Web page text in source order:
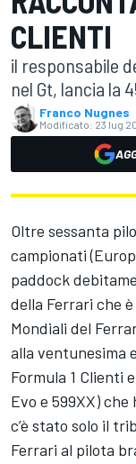
CLIENTI
il responsabile
nel Gt, lancia la
Franco Nugnes
Modificato: 23 lug
Oltre sessanta
campionati
paddock
della Ferrari che
Mondiali del
alla ventunesima
Formula 1 Clienti
Evo e 599XX)
c’è stato solo il
Ferrari al pilota